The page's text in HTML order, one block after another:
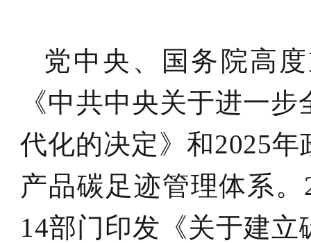
党中央、国务院高
《中共中央关于进一
代化的决定》和2025
产品碳足迹管理体系
14部门印发《关于建